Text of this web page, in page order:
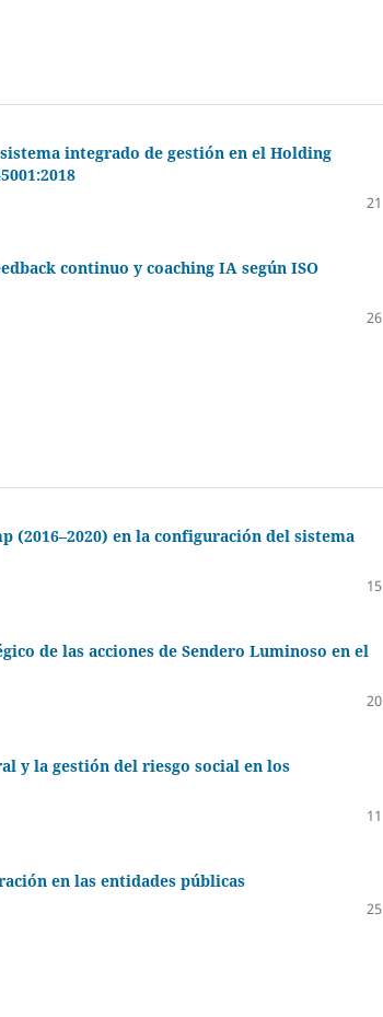
integrado de gestión en el Holding
21
continuo y coaching IA según ISO
26
(2016–2020) en la configuración del sistema
15
de las acciones de Sendero Luminoso en el
20
y la gestión del riesgo social en los
11
en las entidades públicas
25